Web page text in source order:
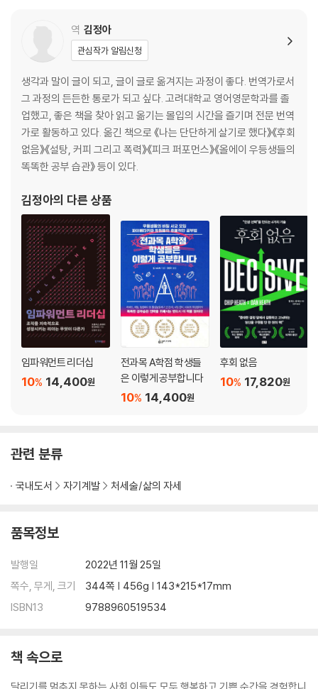
｜실천 1: 의미 있는 집단에 참여하기｜실천 2: 관계의 양보다 질이 중요
하다｜실천 3: 허심탄회한 자문단 꾸리기｜마무리
6장 운동: 마음의 안정을 위해 몸을 움직인다
몸과 마음은 하나다｜움직일수록 불편함이 편안해진다｜집중력을 향상
시키는 운동｜지속과 반복의 힘｜나 자신에 대한 시험과 도전｜함께 운
동하면 유대도 깊어진다｜운동을 삶의 일부로 만드는 방법｜실천 1: 언제
든 어떤 식으로든 움직여라｜실천 2: 유산소성 체력 키우기｜실천 3: 몸
의 근육이 곧 마음의 근육｜마무리
2부 실천으로 완성되는 단단한 삶
7장 나를 만드는 건 생각이 아니라 행동이다
내면과 행위 일치시키기｜머리로 이해하는 것 이상이 필요하다｜복잡함
보다 강력한 단순함｜습관과 루틴은 의지보다 세다｜실천 1: 매일매일 조
금씩 실천하기｜실천 2: 자극, 행동, 보상 주기 만들기｜실천 3: 내 행동
뒤돌아보기｜실천 4: 함께 실천하는 그룹 만들기｜마무리
8장 과정에 집중하면 결과는 저절로 펼쳐진다
중요한 변화는 중요한 실천으로부터｜실패하면 다시 돌아오면 된다｜연
꽃 속 보석을 얻는 법
나가는 말 | 감사의 말 | 더 읽어 볼 책들 | 참고 자료
역 김정아
관심작가 알림신청
생각과 말이 글이 되고, 글이 글로 옮겨지는 과정이 좋다. 번역가로서
그 과정의 든든한 통로가 되고 싶다. 고려대학교 영어영문학과를 졸
업했고, 좋은 책을 찾아 읽고 옮기는 몰입의 시간을 즐기며 전문 번역
가로 활동하고 있다. 옮긴 책으로 《나는 단단하게 살기로 했다》《후회
없음》《설탕, 커피 그리고 폭력》《피크 퍼포먼스》《올에이 우등생들의
똑똑한 공부 습관》 등이 있다.
김정아의 다른 상품
임파워먼트 리더십
14,400원
10%
전과목 A학점 학생들
은 이렇게 공부합니다
14,400원
10%
후회 없음
17,820원
10%
관련 분류
국내도서 자기계발 처세술/삶의 자세
품목정보
발행일
2022년 11월 25일
쪽수, 무게, 크기
344쪽 | 456g | 143*215*17mm
ISBN13
9788960519534
책 속으로